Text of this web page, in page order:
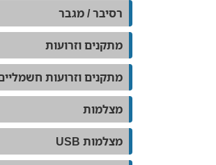
רסיבר / מגבר
מתקנים וזרועות
מתקנים וזרועות
מצלמות
מצלמות USB